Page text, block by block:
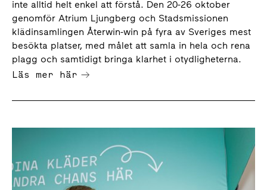
inte alltid helt enkel att förstå. Den 20-26 oktober
genomför Atrium Ljungberg och Stadsmissionen
klädinsamlingen Återwin-win på fyra av Sveriges mest
besökta platser, med målet att samla in hela och rena
plagg och samtidigt bringa klarhet i otydligheterna.
Läs mer här